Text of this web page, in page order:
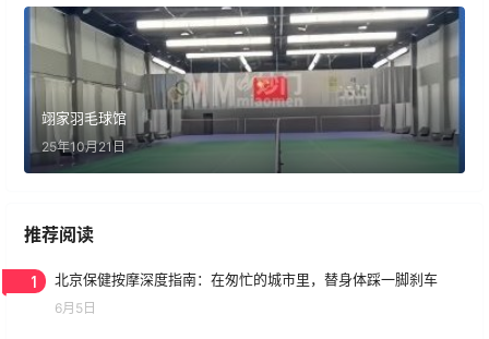
翊家羽毛球馆
25年10月21日
推荐阅读
1 北京保健按摩深度指南：在匆忙的城市里，替身体踩一脚刹车
6月5日